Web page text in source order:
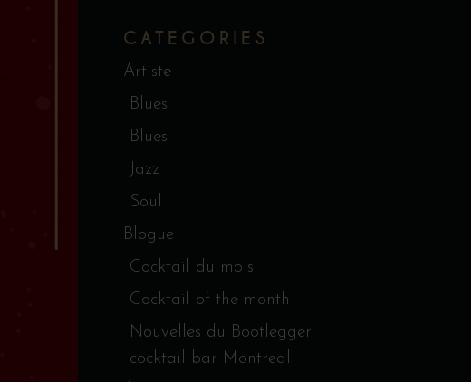
CATEGORIES
Artiste
Blues
Blues
Jazz
Soul
Blogue
Cocktail du mois
Cocktail of the month
Nouvelles du Bootlegger
cocktail bar Montreal